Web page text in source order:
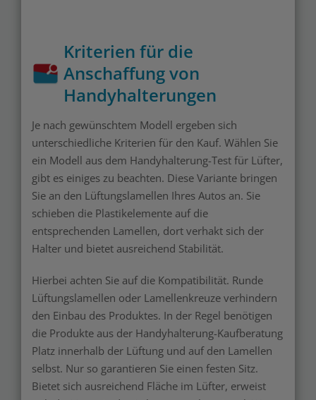
Kriterien für die
Anschaffung von
Handyhalterungen
Je nach gewünschtem Modell ergeben sich
unterschiedliche Kriterien für den Kauf. Wählen Sie
ein Modell aus dem Handyhalterung-Test für Lüfter,
gibt es einiges zu beachten. Diese Variante bringen
Sie an den Lüftungslamellen Ihres Autos an. Sie
schieben die Plastikelemente auf die
entsprechenden Lamellen, dort verhakt sich der
Halter und bietet ausreichend Stabilität.
Hierbei achten Sie auf die Kompatibilität. Runde
Lüftungslamellen oder Lamellenkreuze verhindern
den Einbau des Produktes. In der Regel benötigen
die Produkte aus der Handyhalterung-Kaufberatung
Platz innerhalb der Lüftung und auf den Lamellen
selbst. Nur so garantieren Sie einen festen Sitz.
Bietet sich ausreichend Fläche im Lüfter, erweist